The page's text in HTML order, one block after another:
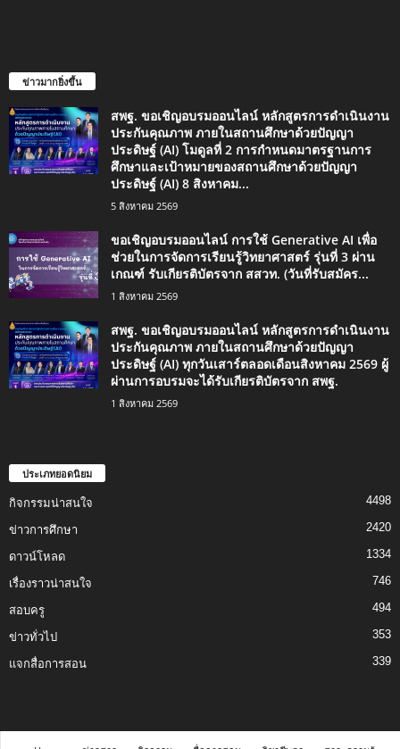
ข่าวมากยิ่งขึ้น
สพฐ. ขอเชิญอบรมออนไลน์ หลักสูตรการดำเนินงาน
ประกันคุณภาพ ภายในสถานศึกษาด้วยปัญญา
ประดิษฐ์ (AI) โมดูลที่ 2 การกำหนดมาตรฐานการ
ศึกษาและเป้าหมายของสถานศึกษาด้วยปัญญา
ประดิษฐ์ (AI) 8 สิงหาคม...
5 สิงหาคม 2569
ขอเชิญอบรมออนไลน์ การใช้ Generative AI เพื่อ
ช่วยในการจัดการเรียนรู้วิทยาศาสตร์ รุ่นที่ 3 ผ่าน
เกณฑ์ รับเกียรติบัตรจาก สสวท. (วันที่รับสมัคร...
1 สิงหาคม 2569
สพฐ. ขอเชิญอบรมออนไลน์ หลักสูตรการดำเนินงาน
ประกันคุณภาพ ภายในสถานศึกษาด้วยปัญญา
ประดิษฐ์ (AI) ทุกวันเสาร์ตลอดเดือนสิงหาคม 2569 ผู้
ผ่านการอบรมจะได้รับเกียรติบัตรจาก สพฐ.
1 สิงหาคม 2569
ประเภทยอดนิยม
กิจกรรมน่าสนใจ 4498
ข่าวการศึกษา 2420
ดาวน์โหลด 1334
เรื่องราวน่าสนใจ 746
สอบครู 494
ข่าวทั่วไป 353
แจกสื่อการสอน 339